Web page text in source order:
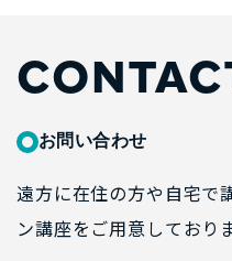
お問い合わせ
遠方に在住の方や自宅で
ン講座をご用意しており